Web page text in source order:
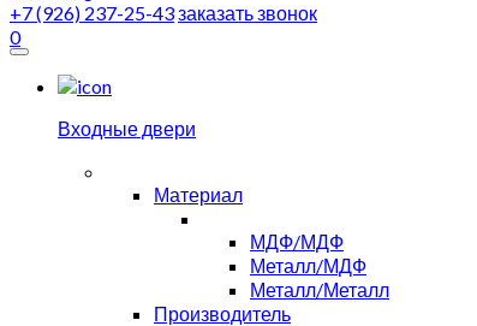
+7 (926) 237-25-43заказать звонок
0
Входные двери
Материал
МДФ/МДФ
Металл/МДФ
Металл/Металл
Производитель